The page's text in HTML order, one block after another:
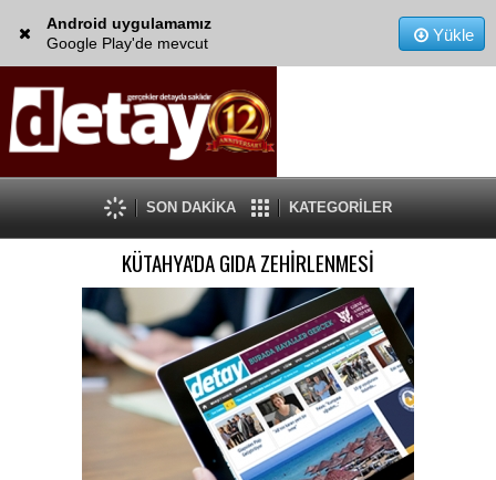
Android uygulamamız
Google Play'de mevcut
Yükle
SON DAKİKA KATEGORİLER
KÜTAHYA'DA GIDA ZEHİRLENMESİ